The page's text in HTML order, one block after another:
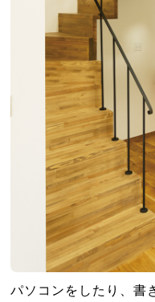
パソコンをしたり、書